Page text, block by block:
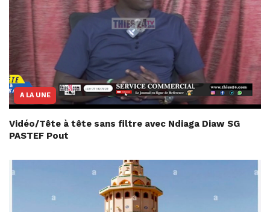
A LA UNE
Vidéo/Tête à tête sans filtre avec Ndiaga Diaw SG
PASTEF Pout